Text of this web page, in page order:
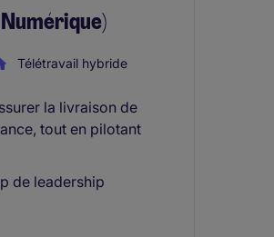
Télétravail hybride
la livraison de
tout en pilotant
de leadership